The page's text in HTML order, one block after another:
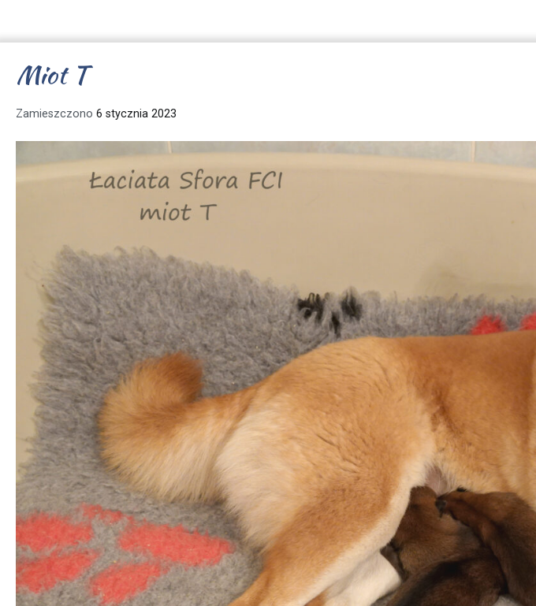
Miot T
Zamieszczono 6 stycznia 2023